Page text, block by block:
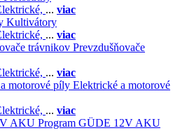
... viac
Kultivátory
... viac
Prevzdušňovače
... viac
Elektrické a motorové
... viac
GÜDE 12V AKU